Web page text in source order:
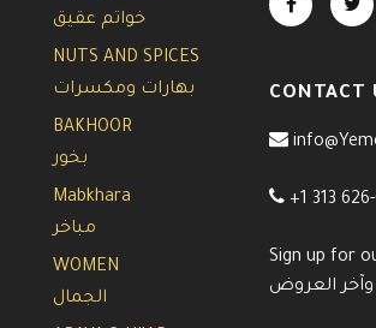
خواتم عقيق
NUTS AND SPICES
بهارات ومكسرات
BAKHOOR
بخور
Mabkhara
مباخر
WOMEN
الجمال
CONTACT
+1 313
Sign up for
العروض